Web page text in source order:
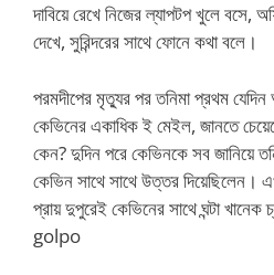
দাবিয়ে রেখে নিজের ল্যাপটপ খুলে বসে,
দেখে, সুরিন্দরের সাথে ফোনে কথা বলে।
পরমদীপের মৃত্যুর পর তনিমা প্রথম
কেভিনের একাধিক ই মেইল, জানতে
কেন? দুদিন পরে কেভিনকে সব জানিয়ে
কেভিন সাথে সাথে উত্তর দিয়েছিলেন।
প্রায় দুপুরেই কেভিনের সাথে ঘন্টা
golpo